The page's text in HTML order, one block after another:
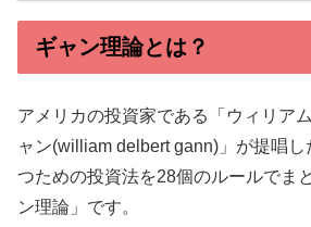
ギャン理論とは？
アメリカの投資家である「ウィリア
ャン(william delbert gann)」が提唱
つための投資法を28個のルールでま
ン理論」です。